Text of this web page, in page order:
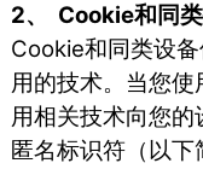
2、 Cookie和同
Cookie和同类设
用的技术。当您
用相关技术向您
匿名标识符（以下